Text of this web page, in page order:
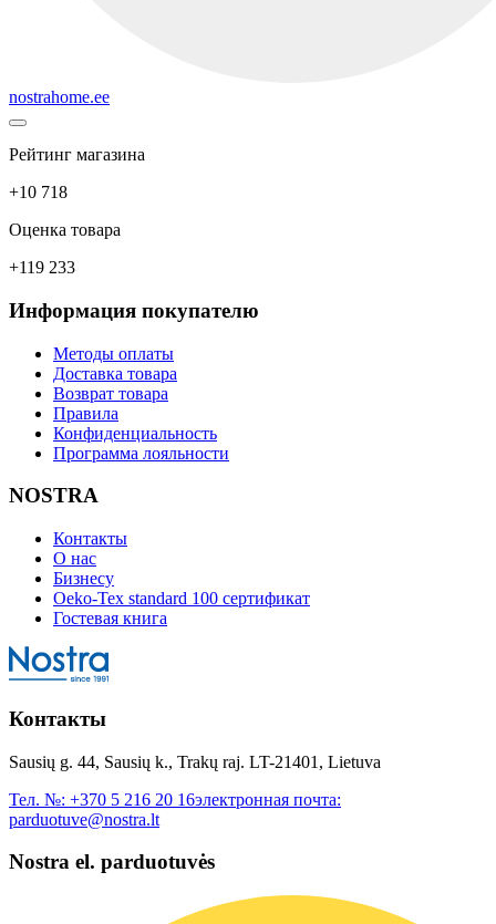
nostrahome.ee
Рейтинг магазина
+10 718
Оценка товара
+119 233
Информация покупателю
Методы оплаты
Доставка товара
Возврат товара
Правила
Конфиденциальность
Программа лояльности
NOSTRA
Контакты
О нас
Бизнесу
Oeko-Tex standard 100 сертификат
Гостевая книга
Контакты
Sausių g. 44, Sausių k., Trakų raj. LT-21401, Lietuva
Тел. №: +370 5 216 20 16электронная почта:
parduotuve@nostra.lt
Nostra el. parduotuvės